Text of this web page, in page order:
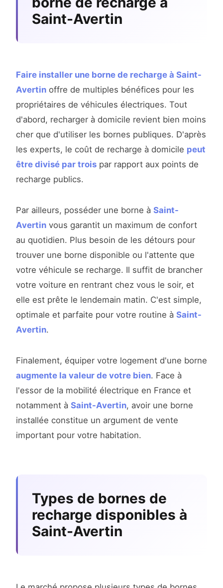
Saint-Avertin
Faire installer une borne de recharge à Saint-
Avertin offre de multiples bénéfices pour les
propriétaires de véhicules électriques. Tout
d'abord, recharger à domicile revient bien moins
cher que d'utiliser les bornes publiques. D'après
les experts, le coût de recharge à domicile peut
être divisé par trois par rapport aux points de
recharge publics.
Par ailleurs, posséder une borne à Saint-
Avertin vous garantit un maximum de confort
au quotidien. Plus besoin de les détours pour
trouver une borne disponible ou l'attente que
votre véhicule se recharge. Il suffit de brancher
votre voiture en rentrant chez vous le soir, et
elle est prête le lendemain matin. C'est simple,
optimale et parfaite pour votre routine à Saint-
Avertin.
Finalement, équiper votre logement d'une borne
augmente la valeur de votre bien. Face à
l'essor de la mobilité électrique en France et
notamment à Saint-Avertin, avoir une borne
installée constitue un argument de vente
important pour votre habitation.
Types de bornes de
recharge disponibles à
Saint-Avertin